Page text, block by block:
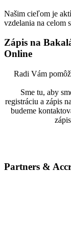
Našim cieľom je
vzdelania na celom
Zápis na
Online
Radi Vám
Sme tu, aby
registráciu a zápis
budeme
Partners &